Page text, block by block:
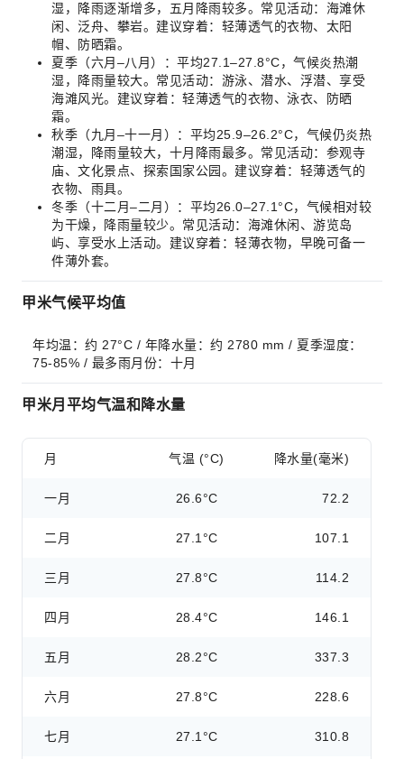
湿，降雨逐渐增多，五月降雨较多。常见活动：海滩休
闲、泛舟、攀岩。建议穿着：轻薄透气的衣物、太阳
帽、防晒霜。
夏季（六月–八月）：平均27.1–27.8°C，气候炎热潮
湿，降雨量较大。常见活动：游泳、潜水、浮潜、享受
海滩风光。建议穿着：轻薄透气的衣物、泳衣、防晒
霜。
秋季（九月–十一月）：平均25.9–26.2°C，气候仍炎热
潮湿，降雨量较大，十月降雨最多。常见活动：参观寺
庙、文化景点、探索国家公园。建议穿着：轻薄透气的
衣物、雨具。
冬季（十二月–二月）：平均26.0–27.1°C，气候相对较
为干燥，降雨量较少。常见活动：海滩休闲、游览岛
屿、享受水上活动。建议穿着：轻薄衣物，早晚可备一
件薄外套。
甲米气候平均值
年均温：约 27°C / 年降水量：约 2780 mm / 夏季湿度：
75-85% / 最多雨月份：十月
甲米月平均气温和降水量
月 气温 (°C) 降水量(毫米)
一月 26.6°C 72.2
二月 27.1°C 107.1
三月 27.8°C 114.2
四月 28.4°C 146.1
五月 28.2°C 337.3
六月 27.8°C 228.6
七月 27.1°C 310.8